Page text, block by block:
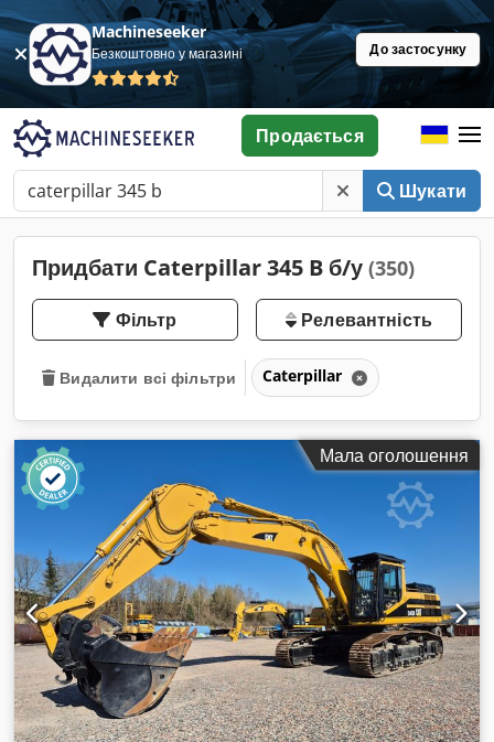
Machineseeker
Безкоштовно у магазині До застосунку
Шукати
Продається
Придбати Caterpillar 345 B б/у (350)
Фільтр Релевантність
Видалити всі фільтри Caterpillar
Мала оголошення